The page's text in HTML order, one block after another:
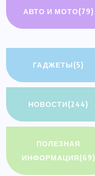
АВТО И МОТО(79)
ГАДЖЕТЫ(5)
НОВОСТИ(244)
ПОЛЕЗНАЯ
ИНФОРМАЦИЯ(69)